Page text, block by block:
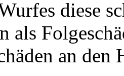
diese
als
an den